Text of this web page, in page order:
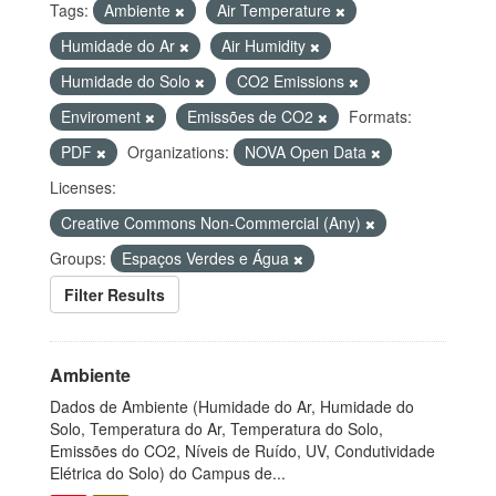
Tags: Ambiente
Air Temperature
Humidade do Ar
Air Humidity
Humidade do Solo
CO2 Emissions
Enviroment
Emissões de CO2
Formats:
PDF
Organizations:
NOVA Open Data
Licenses:
Creative Commons Non-Commercial (Any)
Groups:
Espaços Verdes e Água
Filter Results
Ambiente
Dados de Ambiente (Humidade do Ar, Humidade do
Solo, Temperatura do Ar, Temperatura do Solo,
Emissões do CO2, Níveis de Ruído, UV, Condutividade
Elétrica do Solo) do Campus de...